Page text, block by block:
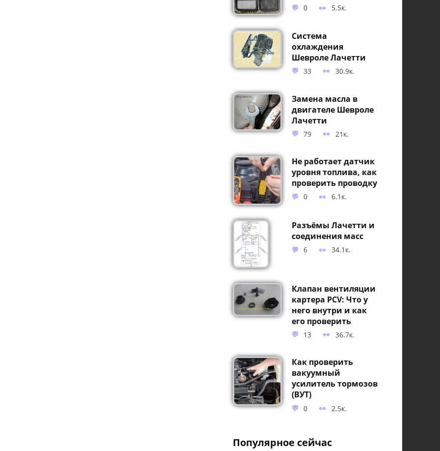
0 5.5к.
Система
охлаждения
Шевроле Лачетти
33 30.9к.
Замена масла в
двигателе Шевроле
Лачетти
79 21к.
Не работает датчик
уровня топлива, как
проверить проводку
0 6.1к.
Разъёмы Лачетти и
соединения масс
6 34.1к.
Клапан вентиляции
картера PCV: Что у
него внутри и как
его проверить
13 36.7к.
Как проверить
вакуумный
усилитель тормозов
(ВУТ)
0 2.5к.
Популярное сейчас